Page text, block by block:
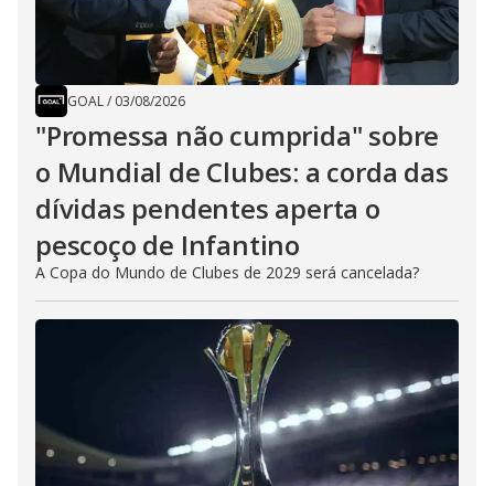
GOAL/ 03/08/2026
"Promessa não cumprida" sobre
o Mundial de Clubes: a corda das
dívidas pendentes aperta o
pescoço de Infantino
A Copa do Mundo de Clubes de 2029 será cancelada?